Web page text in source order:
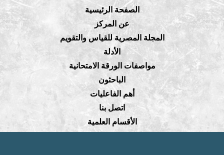
الصفحة الرئيسية
عن المركز
المجلة المصرية للقياس والتقويم
الأدلة
مواصفات الورقة الامتحانية
الباحثون
أهم الفاعليات
اتصل بنا
الأقسام العلمية